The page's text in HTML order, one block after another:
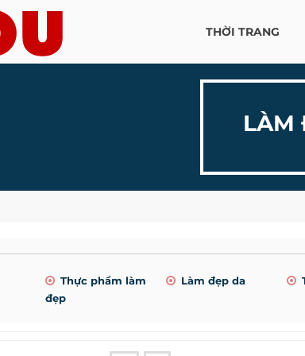
THỜI TRANG
LÀM
Thực phẩm làm
đẹp
Làm đẹp da